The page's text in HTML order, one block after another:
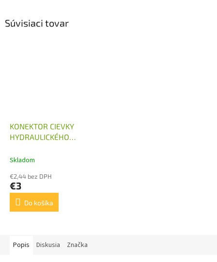
Súvisiaci tovar
KONEKTOR CIEVKY
HYDRAULICKÉHO
Skladom
€2,44 bez DPH
€3
Do košíka
Popis Diskusia Značka